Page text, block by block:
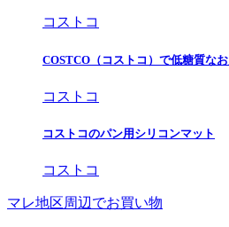
コストコ
COSTCO（コストコ）で低糖質な
コストコ
コストコのパン用シリコンマット
コストコ
マレ地区周辺でお買い物